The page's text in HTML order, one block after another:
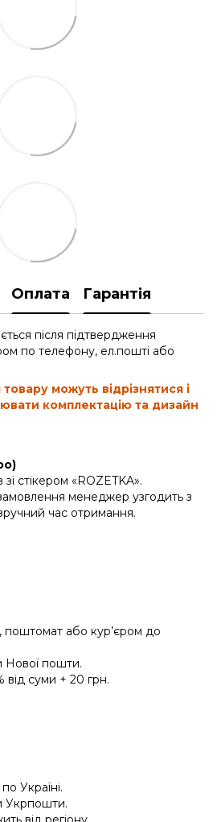
Оплата Гарантія
після підтвердження
по телефону, ел.пошті або
можуть відрізнятися і
комплектацію та дизайн
стікером «ROZETKA».
менеджер узгодить з
час отримання.
поштомат або кур’єром до
Нової пошти.
від суми + 20 грн.
Україні.
Укрпошти.